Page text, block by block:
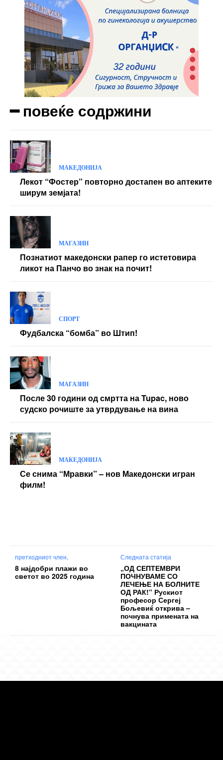
Full member access:
Etiam est nibh, lobortis sit
Praesent euismod ac
Ut mollis pellentesque tortor
Nullam eu erat condimentum
Donec quis est ac felis
Orci varius natoque dolor
Yearly pricing Monthly pricing
━ повеќе содржини
МАКЕДОНИЈА
Лекот “Фостер” повторно достапен во аптеките
ширум земјата!
МАГАЗИН
Познатиот македонски рапер го истетовира
ликот на Панчо во знак на почит!
СПОРТ
Фудбалска “бомба” во Штип!
МАГАЗИН
После 30 години од смртта на Tupac, ново
судско рочиште за утврдување на вина
МАКЕДОНИЈА
Се снима “Мравки” – нов Македонски игран
филм!
претходниот член,
8 најдобри плажи во
светот во 2025 година
Следната статија
„ОД СЕПТЕМВРИ
ПОЧНУВАМЕ СО
ЛЕЧЕЊЕ НА БОЛНИТЕ
ОД РАК!“ Рускиот
професор Сергеј
Бољевиќ открива –
почнува примената на
вакцината